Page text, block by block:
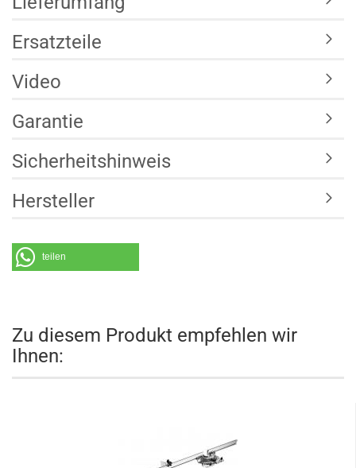
Ersatzteile
Video
Garantie
Sicherheitshinweis
Hersteller
teilen
Zu diesem Produkt empfehlen wir
Ihnen: